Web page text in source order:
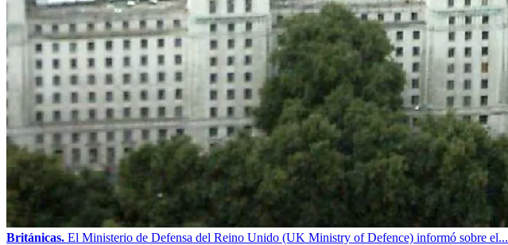
Británicas. El Ministerio de Defensa del Reino Unido (UK Ministry of Defence) informó sobre el...